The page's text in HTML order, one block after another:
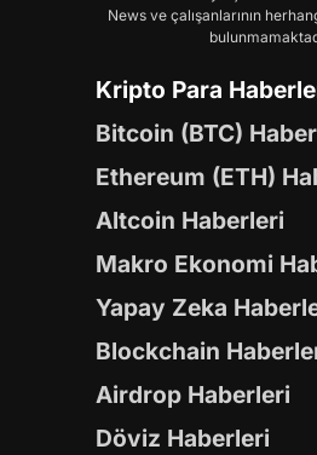
News ve çalışanlarının
Kripto Para
Bitcoin (BTC)
Ethereum (ETH)
Altcoin Haberleri
Makro Ekonomi
Yapay Zeka
Blockchain
Airdrop Haberleri
Döviz Haberleri